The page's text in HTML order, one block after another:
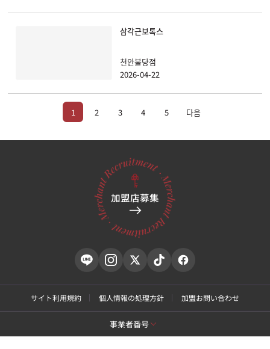
삼각근보톡스
천안불당점
2026-04-22
1 2 3 4 5 다음
加盟店募集
サイト利用規約 個人情報の処理方針 加盟お問い合わせ
事業者番号